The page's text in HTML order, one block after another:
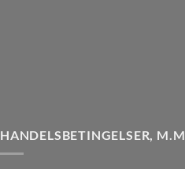
HANDELSBETINGELSER, M.M.